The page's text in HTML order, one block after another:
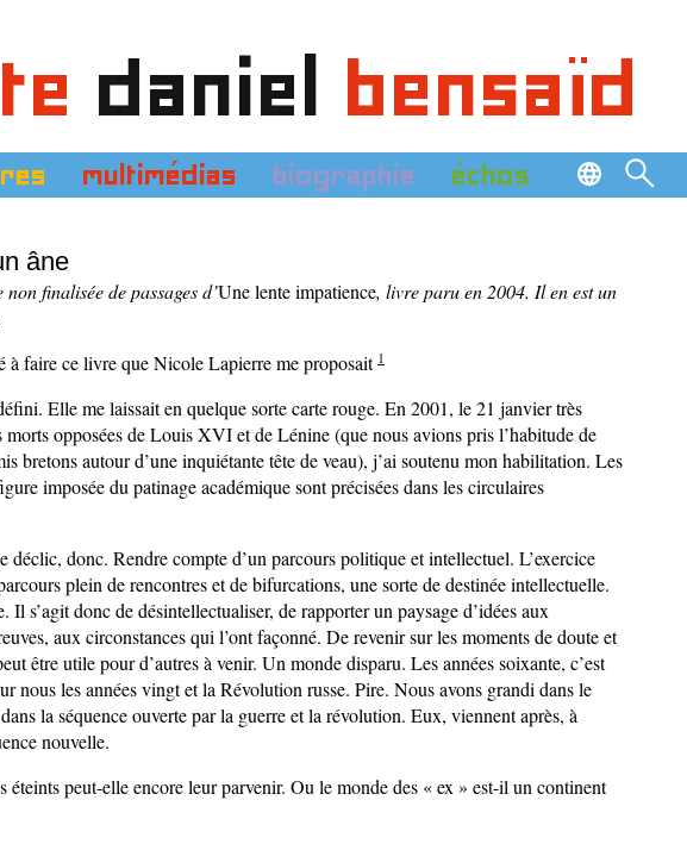
daniel bensaïd
multimédias biographie échos
âne
finalisée de passages d’Une lente impatience, livre paru en 2004. Il en est un
à faire ce livre que Nicole Lapierre me proposait 1
Elle me laissait en quelque sorte carte rouge. En 2001, le 21 janvier très
morts opposées de Louis XVI et de Lénine (que nous avions pris l’habitude de
bretons autour d’une inquiétante tête de veau), j’ai soutenu mon habilitation. Les
imposée du patinage académique sont précisées dans les circulaires
déclic, donc. Rendre compte d’un parcours politique et intellectuel. L’exercice
plein de rencontres et de bifurcations, une sorte de destinée intellectuelle.
Il s’agit donc de désintellectualiser, de rapporter un paysage d’idées aux
aux circonstances qui l’ont façonné. De revenir sur les moments de doute et
être utile pour d’autres à venir. Un monde disparu. Les années soixante, c’est
nous les années vingt et la Révolution russe. Pire. Nous avons grandi dans le
la séquence ouverte par la guerre et la révolution. Eux, viennent après, à
nouvelle.
éteints peut-elle encore leur parvenir. Ou le monde des « ex » est-il un continent